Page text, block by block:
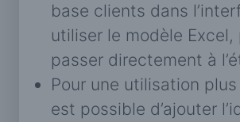
base clients dans
utiliser le modèle Excel,
passer directement à
Pour une utilisation
est possible d’ajouter